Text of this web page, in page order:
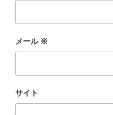
メール ※
サイト